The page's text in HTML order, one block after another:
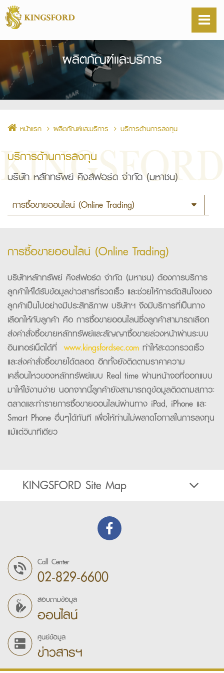
ผลิตภัณฑ์เเละบริการ
หน้าแรก ผลิตภัณฑ์เเละบริการ บริการด้านการลงทุน
บริการด้านการลงทุน
บริษัท หลักทรัพย์ คิงส์ฟอร์ด จำกัด (มหาชน)
การซื้อขายออนไลน์ (Online Trading)
บริษัทหลักทรัพย์ คิงส์ฟอร์ด จำกัด (มหาชน) ต้องการบริการ
ลูกค้าให้ได้รับข้อมูลข่าวสารที่รวดเร็ว และช่วยให้การตัดสินใจของ
ลูกค้าเป็นไปอย่างมีประสิทธิภาพ บริษัทฯ จึงมีบริการที่เป็นทาง
เลือกให้กับลูกค้า คือ การซื้อขายออนไลน์ซึ่งลูกค้าสามารถเลือก
ส่งคำสั่งซื้อขายหลักทรัพย์และสัญญาซื้อขายล่วงหน้าผ่านระบบ
อินเทอร์เน็ตได้ที่ www.kingsfordsec.com ทำให้สะดวกรวดเร็ว
และส่งคำสั่งซื้อขายได้ตลอด อีกทั้งยังติดตามราคาความ
เคลื่อนไหวของหลักทรัพย์แบบ Real time ผ่านหน้าจอที่ออกแบบ
มาให้ใช้งานง่าย นอกจากนี้ลูกค้ายังสามารถดูข้อมูลติดตามสภาวะ
ตลาดและทำรายการซื้อขายออนไลน์ผ่านทาง iPad, iPhone และ
Smart Phone อื่นๆได้ทันที เพื่อให้ท่านไม่พลาดโอกาสในการลงทุน
แม้แต่วินาทีเดียว
KINGSFORD Site Map
Call Center
02-829-6600
สอบถามข้อมูล
ออนไลน์
ศูนย์ข้อมูล
ข่าวสารฯ